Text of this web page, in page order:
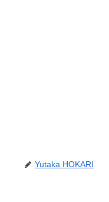
Yutaka HOKARI